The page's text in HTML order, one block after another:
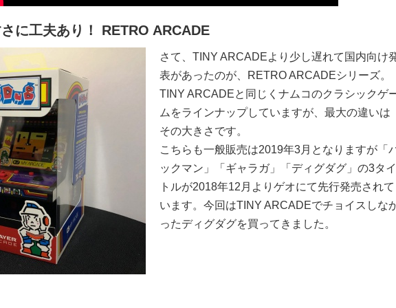
に工夫あり！ RETRO ARCADE
さて、TINY ARCADEより少し遅れて国内向け
表があったのが、RETRO ARCADEシリーズ。
TINY ARCADEと同じくナムコのクラシックゲ
ムをラインナップしていますが、最大の違いは
その大きさです。
こちらも一般販売は2019年3月となりますが「
ックマン」「ギャラガ」「ディグダグ」の3タイ
トルが2018年12月よりゲオにて先行発売されて
います。今回はTINY ARCADEでチョイスしな
ったディグダグを買ってきました。